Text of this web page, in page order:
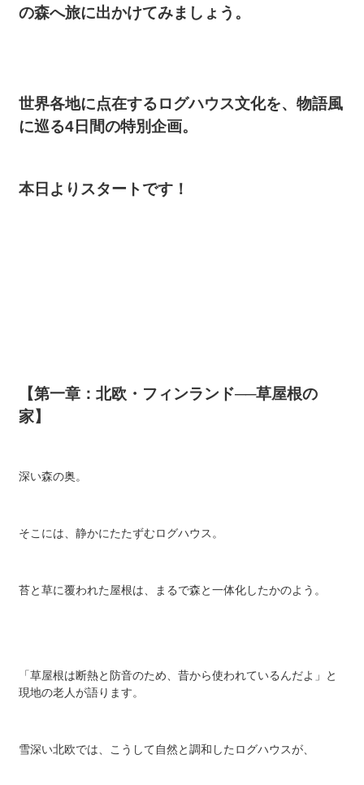
の森へ旅に出かけてみましょう。
世界各地に点在するログハウス文化を、物語風
に巡る4日間の特別企画。
本日よりスタートです！
【第一章：北欧・フィンランド──草屋根の
家】
深い森の奥。
そこには、静かにたたずむログハウス。
苔と草に覆われた屋根は、まるで森と一体化したかのよう。
「草屋根は断熱と防音のため、昔から使われているんだよ」と
現地の老人が語ります。
雪深い北欧では、こうして自然と調和したログハウスが、